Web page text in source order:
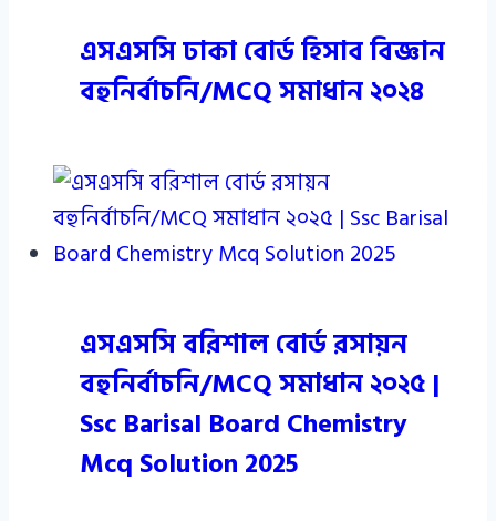
এসএসসি ঢাকা বোর্ড হিসাব বিজ্ঞান
বহুনির্বাচনি/MCQ সমাধান ২০২৪
এসএসসি বরিশাল বোর্ড রসায়ন
বহুনির্বাচনি/MCQ সমাধান ২০২৫ |
Ssc Barisal Board Chemistry
Mcq Solution 2025